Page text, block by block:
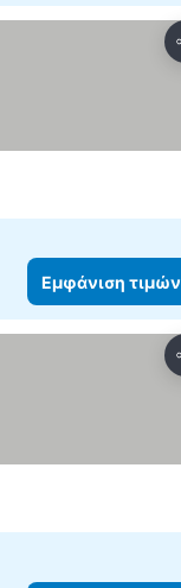
Εμφάνιση τιμών